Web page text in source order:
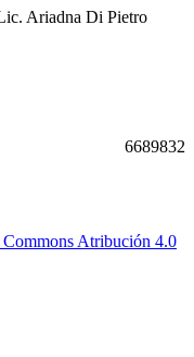
Ariadna Di Pietro
6689832
Atribución 4.0